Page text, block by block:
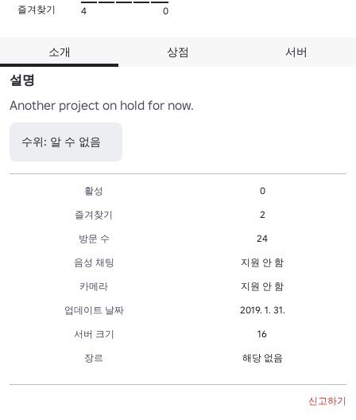
즐겨찾기 4 0
소개 상점 서버
설명
Another project on hold for now.
수위: 알 수 없음
활성
0
즐겨찾기
2
방문 수
24
음성 채팅
지원 안 함
카메라
지원 안 함
업데이트 날짜
2019. 1. 31.
서버 크기
16
장르
해당 없음
신고하기